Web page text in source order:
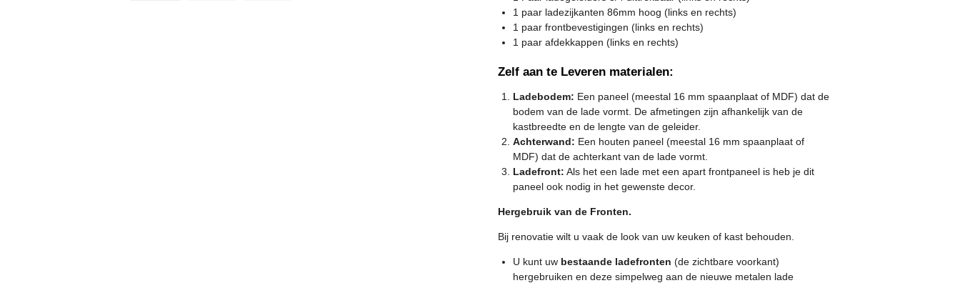
1 paar ladezijkanten 86mm hoog (links en rechts)
1 paar frontbevestigingen (links en rechts)
1 paar afdekkappen (links en rechts)
Zelf aan te Leveren materialen:
Ladebodem: Een paneel (meestal 16 mm spaanplaat of MDF) dat de
bodem van de lade vormt. De afmetingen zijn afhankelijk van de
kastbreedte en de lengte van de geleider.
Achterwand: Een houten paneel (meestal 16 mm spaanplaat of
MDF) dat de achterkant van de lade vormt.
Ladefront: Als het een lade met een apart frontpaneel is heb je dit
paneel ook nodig in het gewenste decor.
Hergebruik van de Fronten.
Bij renovatie wilt u vaak de look van uw keuken of kast behouden.
U kunt uw bestaande ladefronten (de zichtbare voorkant)
hergebruiken en deze simpelweg aan de nieuwe metalen lade